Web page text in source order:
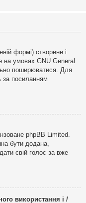
формі) створене і
на умовах GNU General
поширюватися. Для
за посиланням
phpBB Limited.
бути додана,
свій голос за вже
використання і /